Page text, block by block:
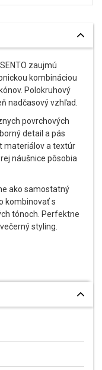
zaujmú
kombináciou
Polokruhový
nadčasový vzhľad.
povrchových
detail a pás
materiálov a textúr
náušnice pôsobia
ako samostatný
kombinovať s
tónoch. Perfektne
styling.